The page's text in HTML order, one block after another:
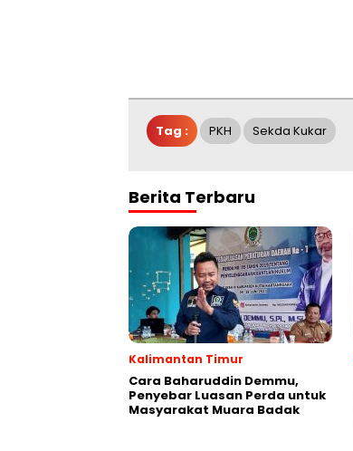
Tag : PKH Sekda Kukar
Berita Terbaru
Kalimantan Timur
Cara Baharuddin Demmu,
Penyebar Luasan Perda untuk
Masyarakat Muara Badak